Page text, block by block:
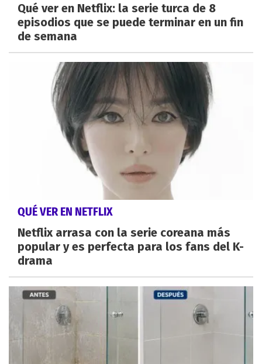
Qué ver en Netflix: la serie turca de 8
episodios que se puede terminar en un fin
de semana
QUÉ VER EN NETFLIX
Netflix arrasa con la serie coreana más
popular y es perfecta para los fans del K-
drama